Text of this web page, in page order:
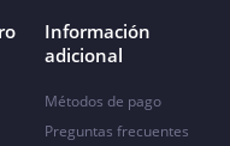
Información
adicional
Métodos de pago
Preguntas frecuentes